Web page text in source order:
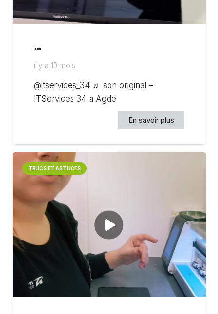
…
il y a 10 mois
@itservices_34 ♬ son original –
ITServices 34 à Agde
En savoir plus
TRUCS ET ASTUCES